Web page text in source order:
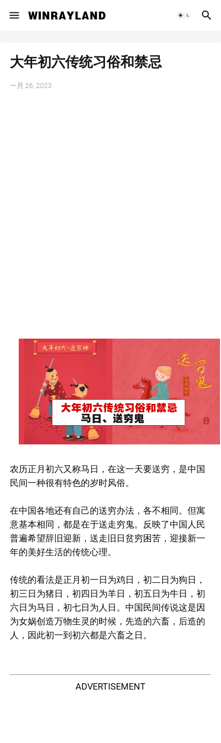
大年初六传统习俗和禁忌
一月 26, 2023
农历正月初六又称马日，在这一天要送穷，是中国
民间一种很有特色的岁时风俗。
在中国各地还有自己的送穷办法，各不相同。但寓
意基本相同，都是在于送走穷鬼。反映了中国人民
普遍希望辞旧迎新，送走旧日贫穷困苦，迎接新一
年的美好生活的传统心理。
传统的看法是正月初一日为鸡日，初二日为狗日，
初三日为猪日，初四日为羊日，初五日为牛日，初
六日为马日，初七日为人日。中国民间传说这是因
为女娲创造万物生灵的时候，先造的六畜，后造的
人，因此初一到初六都是六畜之日。
ADVERTISEMENT